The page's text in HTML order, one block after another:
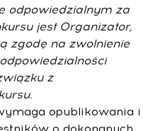
odpowiedzialnym za
jest Organizator,
zgodę na zwolnienie
z
opublikowania i